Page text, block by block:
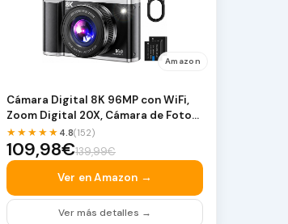
Amazon
Cámara Digital 8K 96MP con WiFi,
Zoom Digital 20X, Cámara de Fotos
con Enfoque …
★★★★★ 4.8(152)
109,98€139,99€
Ver en Amazon →
Ver más detalles →